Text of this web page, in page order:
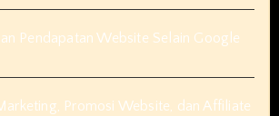
Pendapatan Website Selain Google
Promosi Website, dan Affiliate